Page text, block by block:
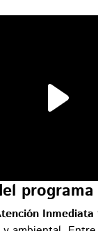
programa
Inmediata